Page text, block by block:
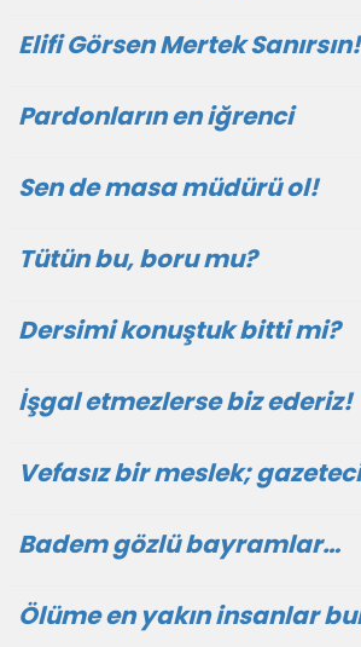
Elifi Görsen Mertek Sanırsın!
Pardonların en iğrenci
Sen de masa müdürü ol!
Tütün bu, boru mu?
Dersimi konuştuk bitti mi?
İşgal etmezlerse biz ederiz!
Vefasız bir meslek;
Badem gözlü bayramlar…
Ölüme en yakın insanlar